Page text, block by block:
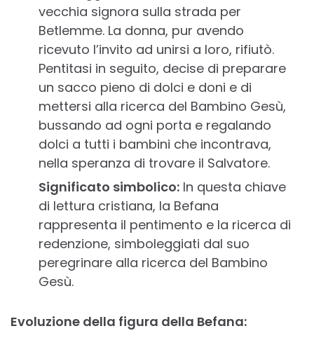
vecchia signora sulla strada per
Betlemme. La donna, pur avendo
ricevuto l’invito ad unirsi a loro, rifiutò.
Pentitasi in seguito, decise di preparare
un sacco pieno di dolci e doni e di
mettersi alla ricerca del Bambino Gesù,
bussando ad ogni porta e regalando
dolci a tutti i bambini che incontrava,
nella speranza di trovare il Salvatore.
Significato simbolico: In questa chiave
di lettura cristiana, la Befana
rappresenta il pentimento e la ricerca di
redenzione, simboleggiati dal suo
peregrinare alla ricerca del Bambino
Gesù.
Evoluzione della figura della Befana: